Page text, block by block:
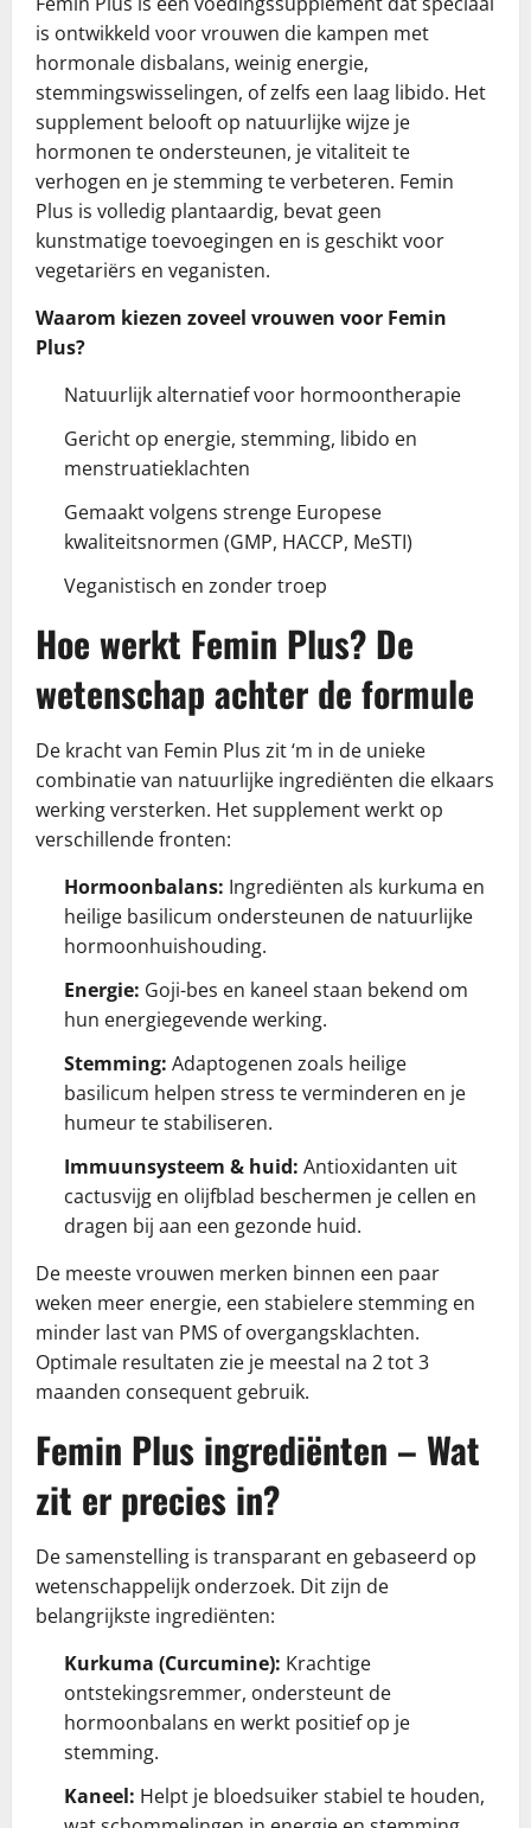
is ontwikkeld voor vrouwen die kampen met
hormonale disbalans, weinig energie,
stemmingswisselingen, of zelfs een laag libido. Het
supplement belooft op natuurlijke wijze je
hormonen te ondersteunen, je vitaliteit te
verhogen en je stemming te verbeteren. Femin
Plus is volledig plantaardig, bevat geen
kunstmatige toevoegingen en is geschikt voor
vegetariërs en veganisten.
Waarom kiezen zoveel vrouwen voor Femin
Plus?
Natuurlijk alternatief voor hormoontherapie
Gericht op energie, stemming, libido en
menstruatieklachten
Gemaakt volgens strenge Europese
kwaliteitsnormen (GMP, HACCP, MeSTI)
Veganistisch en zonder troep
Hoe werkt Femin Plus? De
wetenschap achter de formule
De kracht van Femin Plus zit ‘m in de unieke
combinatie van natuurlijke ingrediënten die elkaars
werking versterken. Het supplement werkt op
verschillende fronten:
Hormoonbalans: Ingrediënten als kurkuma en
heilige basilicum ondersteunen de natuurlijke
hormoonhuishouding.
Energie: Goji-bes en kaneel staan bekend om
hun energiegevende werking.
Stemming: Adaptogenen zoals heilige
basilicum helpen stress te verminderen en je
humeur te stabiliseren.
Immuunsysteem & huid: Antioxidanten uit
cactusvijg en olijfblad beschermen je cellen en
dragen bij aan een gezonde huid.
De meeste vrouwen merken binnen een paar
weken meer energie, een stabielere stemming en
minder last van PMS of overgangsklachten.
Optimale resultaten zie je meestal na 2 tot 3
maanden consequent gebruik.
Femin Plus ingrediënten – Wat
zit er precies in?
De samenstelling is transparant en gebaseerd op
wetenschappelijk onderzoek. Dit zijn de
belangrijkste ingrediënten:
Kurkuma (Curcumine): Krachtige
ontstekingsremmer, ondersteunt de
hormoonbalans en werkt positief op je
stemming.
Kaneel: Helpt je bloedsuiker stabiel te houden,